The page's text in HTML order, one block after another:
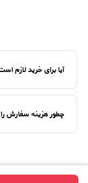
آیا برای خرید لازم
چطور هزینه سفارش